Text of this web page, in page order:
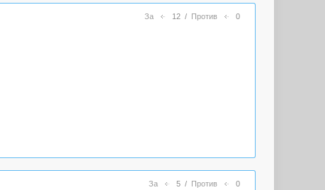
За 12/ Против 0
За 5/ Против 0